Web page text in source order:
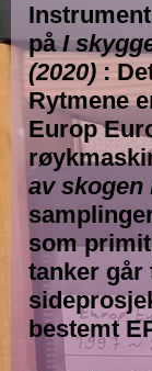
påI
(2020) :
Rytmene
Europ
av skogen
som
tanker går
bestemt